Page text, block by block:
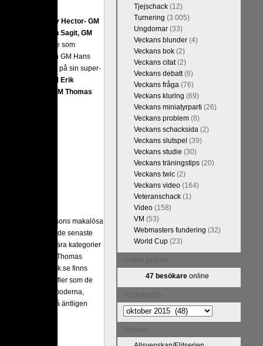
GM Jonny Hector- GM
IM Rauan Sagit, GM
farlig uppstickare som
Grandelius och GM Hans
med tanke på sin super-
Cramling, FM Erik
Rydström-GM Thomas
om Ulf Anderssons makalösa
Schack har de senaste
Andra populära kategorier
och IM Thomas
5 juli. På Schack.se finns
med fotografier som de
med moderna,
har alltså äntligen
Tjejschack(12)
Turnering (3 005)
Ungdomar(33)
Veckans blunder(4)
Veckans bok(2)
Veckans citat(2)
Veckans debatt(6)
Veckans fråga(76)
Veckans kluring (69)
Veckans miniatyrparti (26)
Veckans problem(8)
Veckans schacksida(2)
Veckans slutspel (39)
Veckans studie (30)
Veckans träningstips(20)
Veckans twic(2)
Veckans video(164)
Veteranschack(1)
Video(158)
VM (53)
Webmasters fundering (32)
World Cup(23)
47 besökareonline
Artikelarkiv